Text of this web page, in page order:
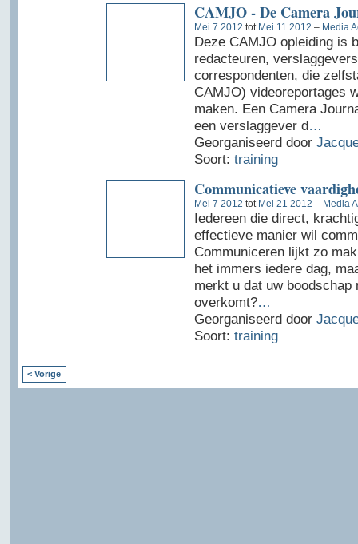
CAMJO - De Camera
Mei 7 2012 tot Mei 11 2012 – Media
Deze CAMJO opleiding is
redacteuren,
correspondenten, die
CAMJO) videoreportages
maken. Een Camera
een verslaggever d…
Georganiseerd door
Soort: training
Communicatieve
Mei 7 2012 tot Mei 21 2012 – Media
Iedereen die direct,
effectieve manier wil
Communiceren lijkt zo
het immers iedere dag,
merkt u dat uw boodschap
overkomt?…
Georganiseerd door
Soort: training
< Vorige